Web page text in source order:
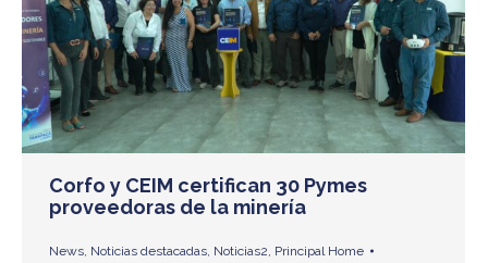
Corfo y CEIM certifican 30 Pymes
proveedoras de la minería
News Noticias destacadas Noticias2 Principal Home